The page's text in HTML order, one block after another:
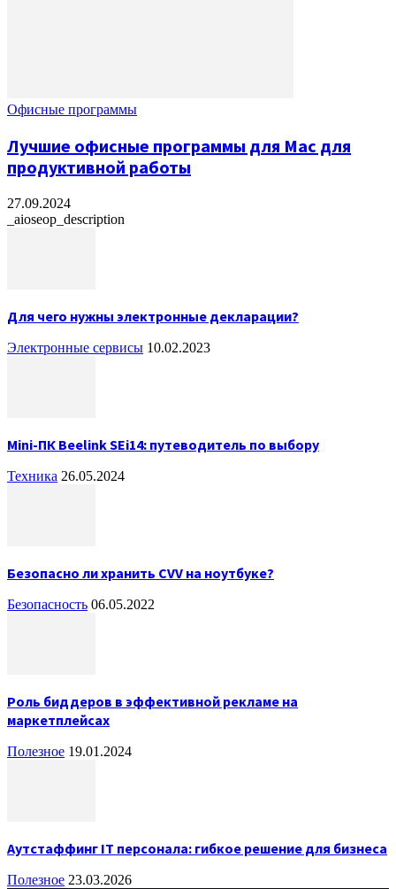
Офисные программы
Лучшие офисные программы для Mac для
продуктивной работы
27.09.2024
_aioseop_description
Для чего нужны электронные декларации?
Электронные сервисы 10.02.2023
Mini-ПК Beelink SEi14: путеводитель по выбору
Техника 26.05.2024
Безопасно ли хранить CVV на ноутбуке?
Безопасность 06.05.2022
Роль биддеров в эффективной рекламе на
маркетплейсах
Полезное 19.01.2024
Аутстаффинг IT персонала: гибкое решение для бизнеса
Полезное 23.03.2026